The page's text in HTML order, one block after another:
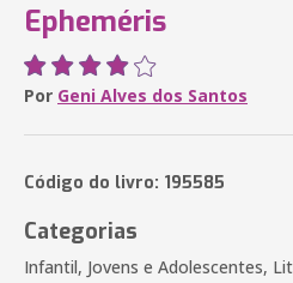
Epheméris
Por Geni Alves dos Santos
Código do livro: 195585
Categorias
Infantil, Jovens e Adolescentes,